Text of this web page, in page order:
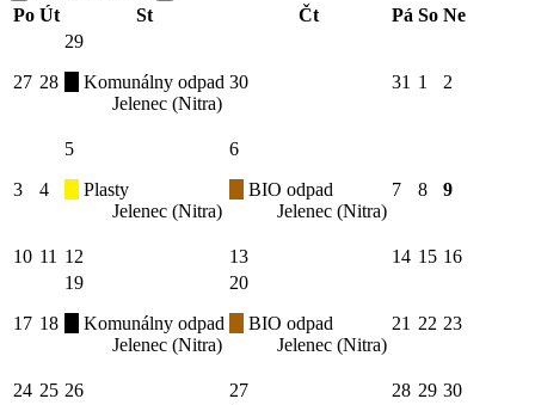
Po Út St Čt Pá So Ne
27 28
29
Komunálny odpad
Jelenec (Nitra)
30 31 1 2
3 4
5
Plasty
Jelenec (Nitra)
6
BIO odpad
Jelenec (Nitra)
7 8 9
10 11 12 13 14 15 16
17 18
19
Komunálny odpad
Jelenec (Nitra)
20
BIO odpad
Jelenec (Nitra)
21 22 23
24 25 26 27 28 29 30